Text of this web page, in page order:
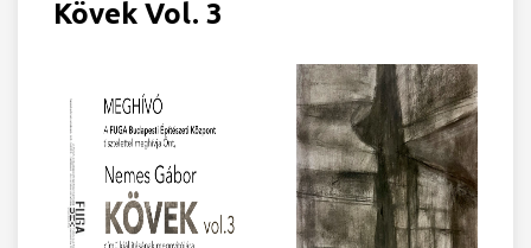
Kövek Vol. 3